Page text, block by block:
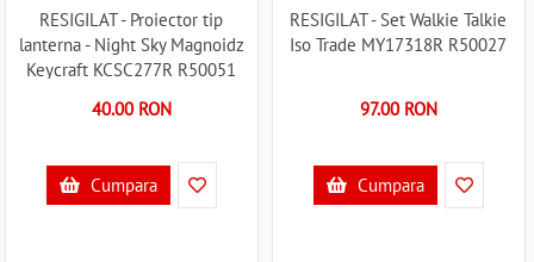
RESIGILAT - Proiector tip
lanterna - Night Sky Magnoidz
Keycraft KCSC277R R50051
40.00 RON
Cumpara
RESIGILAT - Set Walkie Talkie
Iso Trade MY17318R R50027
97.00 RON
Cumpara